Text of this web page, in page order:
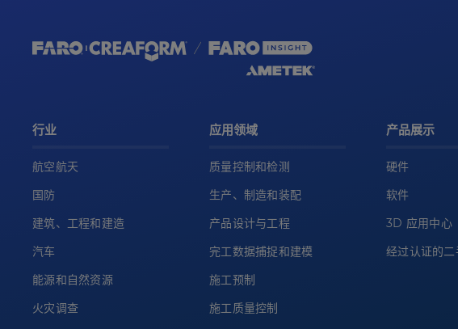
行业
航空航天
国防
建筑、工程和建造
汽车
能源和自然资源
火灾调查
应用领域
质量控制和检测
生产、制造和装配
产品设计与工程
完工数据捕捉和建模
施工预制
施工质量控制
产品展示
硬件
软件
3D 应用中心
经过认证的二